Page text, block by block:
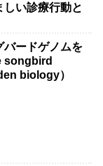
い診療行動と
バードゲノムを
songbird
biology）